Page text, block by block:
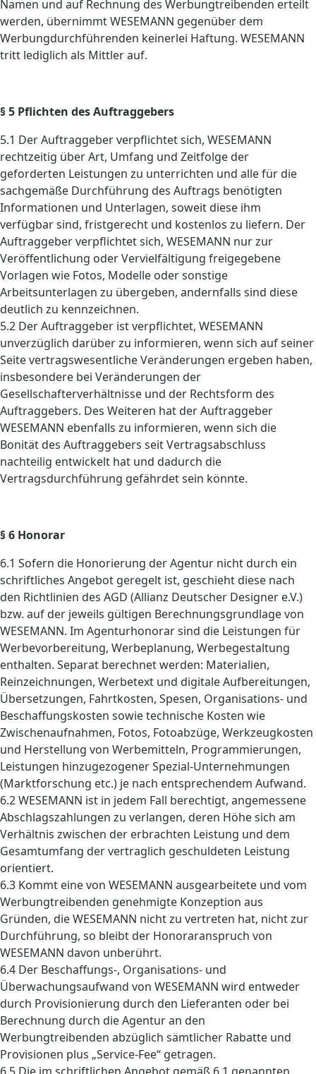
Namen und auf Rechnung des Werbungtreibenden erteilt
werden, übernimmt WESEMANN gegenüber dem
Werbungdurchführenden keinerlei Haftung. WESEMANN
tritt lediglich als Mittler auf.
§ 5 Pflichten des Auftraggebers
5.1 Der Auftraggeber verpflichtet sich, WESEMANN
rechtzeitig über Art, Umfang und Zeitfolge der
geforderten Leistungen zu unterrichten und alle für die
sachgemäße Durchführung des Auftrags benötigten
Informationen und Unterlagen, soweit diese ihm
verfügbar sind, fristgerecht und kostenlos zu liefern. Der
Auftraggeber verpflichtet sich, WESEMANN nur zur
Veröffentlichung oder Vervielfältigung freigegebene
Vorlagen wie Fotos, Modelle oder sonstige
Arbeitsunterlagen zu übergeben, andernfalls sind diese
deutlich zu kennzeichnen.
5.2 Der Auftraggeber ist verpflichtet, WESEMANN
unverzüglich darüber zu informieren, wenn sich auf seiner
Seite vertragswesentliche Veränderungen ergeben haben,
insbesondere bei Veränderungen der
Gesellschafterverhältnisse und der Rechtsform des
Auftraggebers. Des Weiteren hat der Auftraggeber
WESEMANN ebenfalls zu informieren, wenn sich die
Bonität des Auftraggebers seit Vertragsabschluss
nachteilig entwickelt hat und dadurch die
Vertragsdurchführung gefährdet sein könnte.
§ 6 Honorar
6.1 Sofern die Honorierung der Agentur nicht durch ein
schriftliches Angebot geregelt ist, geschieht diese nach
den Richtlinien des AGD (Allianz Deutscher Designer e.V.)
bzw. auf der jeweils gültigen Berechnungsgrundlage von
WESEMANN. Im Agenturhonorar sind die Leistungen für
Werbevorbereitung, Werbeplanung, Werbegestaltung
enthalten. Separat berechnet werden: Materialien,
Reinzeichnungen, Werbetext und digitale Aufbereitungen,
Übersetzungen, Fahrtkosten, Spesen, Organisations- und
Beschaffungskosten sowie technische Kosten wie
Zwischenaufnahmen, Fotos, Fotoabzüge, Werkzeugkosten
und Herstellung von Werbemitteln, Programmierungen,
Leistungen hinzugezogener Spezial-Unternehmungen
(Marktforschung etc.) je nach entsprechendem Aufwand.
6.2 WESEMANN ist in jedem Fall berechtigt, angemessene
Abschlagszahlungen zu verlangen, deren Höhe sich am
Verhältnis zwischen der erbrachten Leistung und dem
Gesamtumfang der vertraglich geschuldeten Leistung
orientiert.
6.3 Kommt eine von WESEMANN ausgearbeitete und vom
Werbungtreibenden genehmigte Konzeption aus
Gründen, die WESEMANN nicht zu vertreten hat, nicht zur
Durchführung, so bleibt der Honoraranspruch von
WESEMANN davon unberührt.
6.4 Der Beschaffungs-, Organisations- und
Überwachungsaufwand von WESEMANN wird entweder
durch Provisionierung durch den Lieferanten oder bei
Berechnung durch die Agentur an den
Werbungtreibenden abzüglich sämtlicher Rabatte und
Provisionen plus „Service-Fee“ getragen.